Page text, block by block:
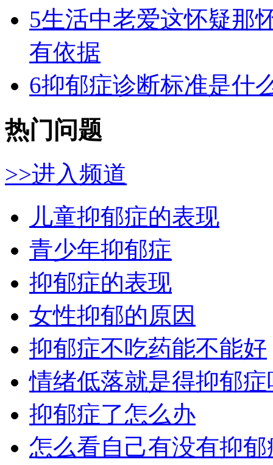
5生活中老爱这怀疑那
有依据
6抑郁症诊断标准是什
热门问题
>>进入频道
儿童抑郁症的表现
青少年抑郁症
抑郁症的表现
女性抑郁的原因
抑郁症不吃药能不能好
情绪低落就是得抑郁症
抑郁症了怎么办
怎么看自己有没有抑郁